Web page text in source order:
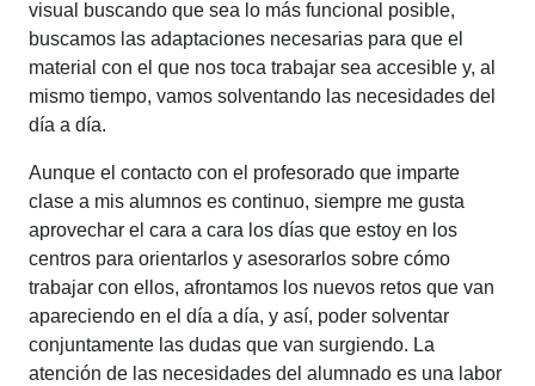
visual buscando que sea lo más funcional posible,
buscamos las adaptaciones necesarias para que el
material con el que nos toca trabajar sea accesible y, al
mismo tiempo, vamos solventando las necesidades del
día a día.
Aunque el contacto con el profesorado que imparte
clase a mis alumnos es continuo, siempre me gusta
aprovechar el cara a cara los días que estoy en los
centros para orientarlos y asesorarlos sobre cómo
trabajar con ellos, afrontamos los nuevos retos que van
apareciendo en el día a día, y así, poder solventar
conjuntamente las dudas que van surgiendo. La
atención de las necesidades del alumnado es una labor